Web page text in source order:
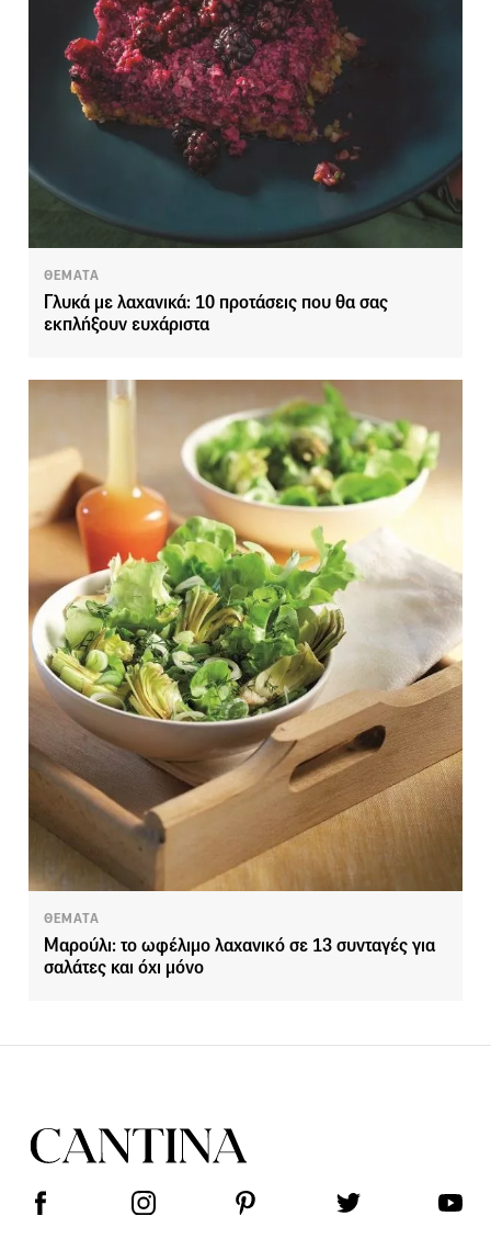
ΘΕΜΑΤΑ
Γλυκά με λαχανικά: 10 προτάσεις που θα σας
εκπλήξουν ευχάριστα
ΘΕΜΑΤΑ
Μαρούλι: το ωφέλιμο λαχανικό σε 13 συνταγές για
σαλάτες και όχι μόνο